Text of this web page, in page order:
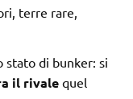
terre rare,
stato di bunker: si
il rivalequel